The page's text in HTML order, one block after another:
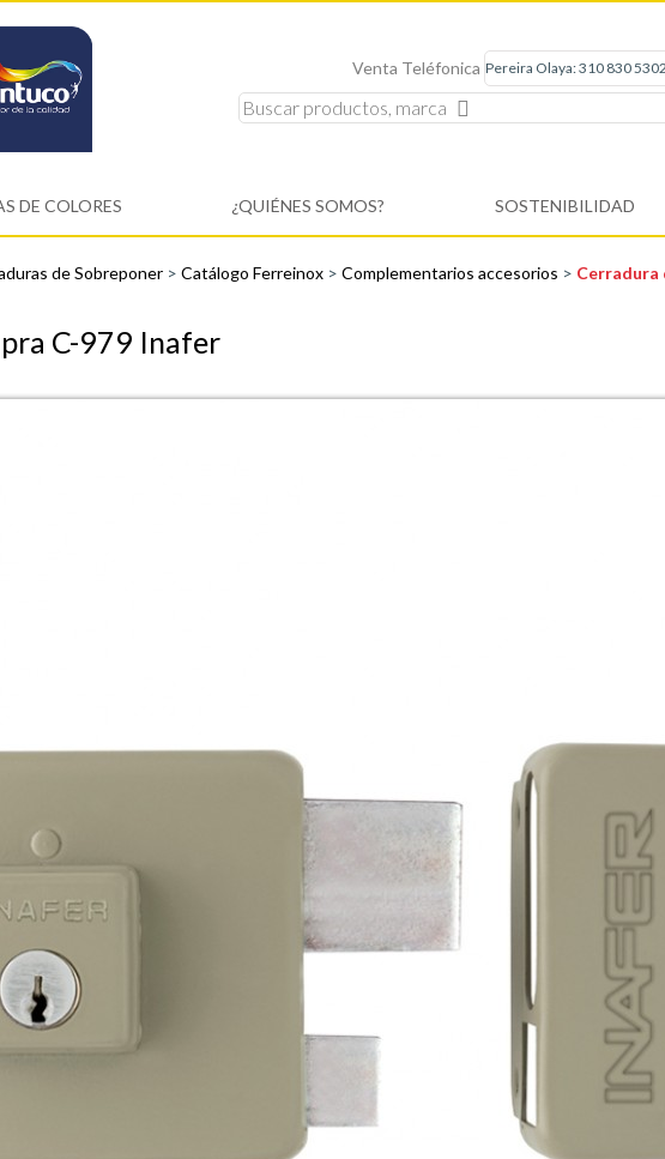
Venta Teléfonica
DE COLORES ¿QUIÉNES SOMOS? SOSTENIBILIDAD
de Sobreponer > Catálogo Ferreinox > Complementarios accesorios > Cerradura
C-979 Inafer